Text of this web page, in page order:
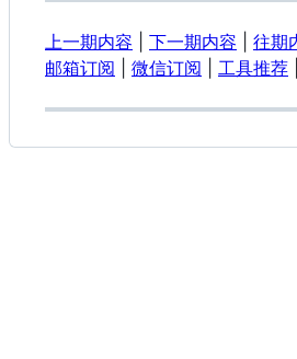
上一期内容 下一期内容 往期
邮箱订阅
微信订阅 工具推荐